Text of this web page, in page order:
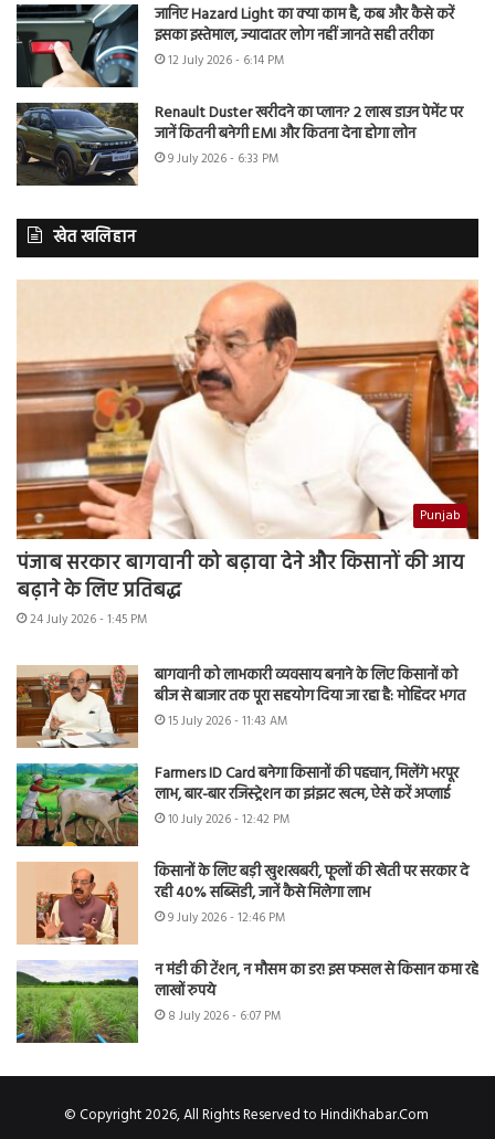
जानिए Hazard Light का क्या काम है, कब और कैसे करें
इसका इस्तेमाल, ज्यादातर लोग नहीं जानते सही तरीका
12 July 2026 - 6:14 PM
Renault Duster खरीदने का प्लान? 2 लाख डाउन पेमेंट पर
जानें कितनी बनेगी EMI और कितना देना होगा लोन
9 July 2026 - 6:33 PM
खेत खलिहान
Punjab
पंजाब सरकार बागवानी को बढ़ावा देने और किसानों की आय
बढ़ाने के लिए प्रतिबद्ध
24 July 2026 - 1:45 PM
बागवानी को लाभकारी व्यवसाय बनाने के लिए किसानों को
बीज से बाजार तक पूरा सहयोग दिया जा रहा है: मोहिंदर भगत
15 July 2026 - 11:43 AM
Farmers ID Card बनेगा किसानों की पहचान, मिलेंगे भरपूर
लाभ, बार-बार रजिस्ट्रेशन का झंझट खत्म, ऐसे करें अप्लाई
10 July 2026 - 12:42 PM
किसानों के लिए बड़ी खुशखबरी, फूलों की खेती पर सरकार दे
रही 40% सब्सिडी, जानें कैसे मिलेगा लाभ
9 July 2026 - 12:46 PM
न मंडी की टेंशन, न मौसम का डर! इस फसल से किसान कमा रहे
लाखों रुपये
8 July 2026 - 6:07 PM
© Copyright 2026, All Rights Reserved to HindiKhabar.Com